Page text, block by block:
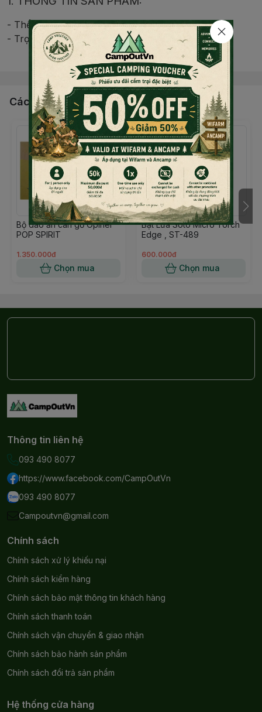
- Thể tích: 500 ml
- Trọng lượng: 72 g
- Kích thước: 13.8 x 4.6 cm
- Xuất xứ: Trung Quốc
Có thể đun nấu trực tiếp trên lửa.
Quai cầm có thể thu gọn vào thân hoặc treo, gắn, móc
lên balo, cành cây.
Chất liệu Titanium siêu bền, an toàn cho sức khỏe.
Giữ cho môi của bạn luôn an toàn, không bị bỏng khi
thưởng thức đồ uống nhiệt độ cao, không bị dính da
môi vào miệng chén khi sử dụng ở điều kiện băng tuyết.
Dễ dàng vệ sinh sau khi sử dụng.
Chén Titanium dành cho một người. Thể tích 500 ml,
hoàn hảo để thưởng thức mì gói hoặc soup.
Đọc thêm nội dung
Các sản phẩm, dịch vụ khác
Bộ dao ăn cán gỗ Opinel
POP SPIRIT
1.350.000đ
Chọn mua
Bật Lửa Soto Micro Torch
Edge , ST-489
600.000đ
Chọn mua
Thông tin liên hệ
093 490 8077
https://www.facebook.com/CampOutVn
093 490 8077
Campoutvn@gmail.com
Chính sách
Chính sách xử lý khiếu nại
Chính sách kiểm hàng
Chính sách bảo mật thông tin khách hàng
Chính sách thanh toán
Chính sách vận chuyển & giao nhận
Chính sách bảo hành sản phẩm
Chính sách đổi trả sản phẩm
Hệ thống cửa hàng